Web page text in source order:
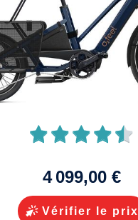
4 099,00 €
Vérifier le prix